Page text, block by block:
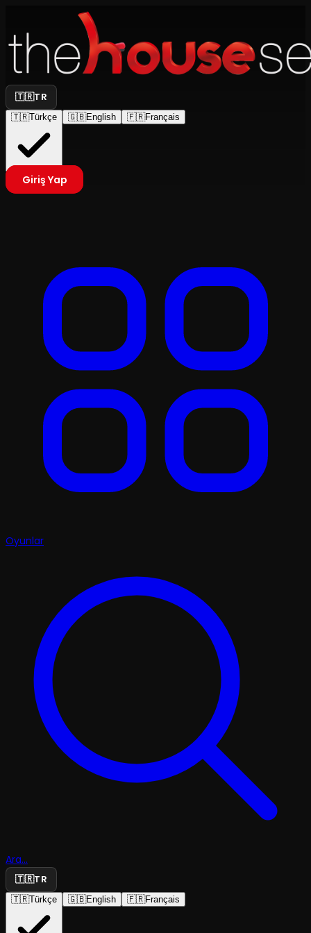
🇹🇷TR
🇹🇷Türkçe 🇬🇧English 🇫🇷Français
Giriş Yap
Oyunlar
Ara...
🇹🇷TR
🇹🇷Türkçe 🇬🇧English 🇫🇷Français